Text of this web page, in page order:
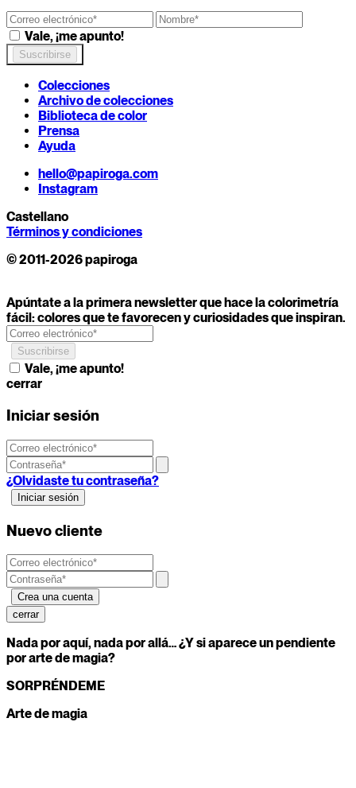
Vale, ¡me apunto!
Colecciones
Archivo de colecciones
Biblioteca de color
Prensa
Ayuda
hello@papiroga.com
Instagram
Castellano
Términos y condiciones
© 2011-2026 papiroga
Apúntate a la primera newsletter que hace la colorimetría
fácil: colores que te favorecen y curiosidades que inspiran.
Vale, ¡me apunto!
cerrar
Iniciar sesión
¿Olvidaste tu contraseña?
Nuevo cliente
cerrar
Nada por aquí, nada por allá… ¿Y si aparece un pendiente
por arte de magia?
SORPRÉNDEME
Arte de magia